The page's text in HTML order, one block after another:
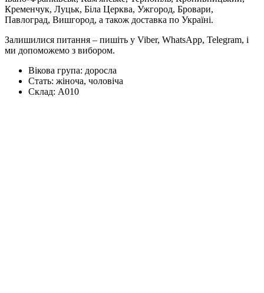
Кременчук, Луцьк, Біла Церква, Ужгород, Бровари,
Павлоград, Вишгород, а також доставка по Україні.
Залишилися питання – пишіть у Viber, WhatsApp, Telegram, і
ми допоможемо з вибором.
Вікова група: доросла
Стать: жіноча, чоловіча
Склад: А010